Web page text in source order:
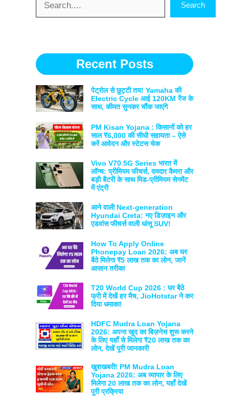
Search
Recent Posts
पेट्रोल से छुट्टी तय! Yamaha की
Electric Cycle आई 120KM रेंज के
साथ, कीमत सुनकर चौंक जाएंगे
PM Kisan Yojana : किसानों को हर
साल ₹6,000 की सीधी सहायता – ऐसे
करें आवेदन और स्टेटस चेक
Vivo V70 5G Series भारत में
लॉन्च: प्रीमियम फीचर्स, दमदार कैमरा और
बड़ी बैटरी के साथ मिड-प्रीमियम सेगमेंट
में एंट्री
आने वाली Next-generation
Hyundai Creta: नए डिज़ाइन और
एडवांस फीचर्स वाली धांसू SUV!
How To Apply Online
Phonepay Loan 2026: अब घर
बैठे मिलेगा ₹5 लाख तक का लोन, जानें
आसान तरीका
T20 World Cup 2026 : घर बैठे
फ्री में देखें हर मैच, JioHotstar ने कर
दिया धमाका!
HDFC Mudra Loan Yojana
2026: अपना खुद का बिज़नेस शुरू करने
के लिए यहाँ से मिलेगा ₹20 लाख तक का
लोन, देखें पूरी जानकारी
खुशखबरी! PM Mudra Loan
Yojana 2026: अब व्यापार के लिए
मिलेगा 20 लाख तक का लोन, यहाँ देखें
पूरी प्रक्रिया